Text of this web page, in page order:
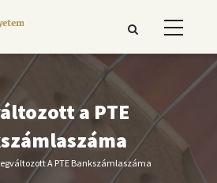
a PTE
A PTE Bankszámlaszáma